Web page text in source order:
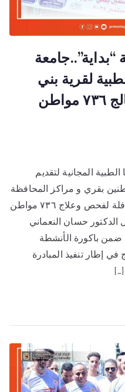
“بداية”..جامعة
لقرية بني
حميل بمركز البلينا وتعالج ٧٣٦ مواطن
المجانية لتقديم
بقري و مراكز المحافظة
الاولي بالرعاية، حيث إنطلقت القافلة لفحص وعلاج ٧٣٦ مواطن
الدكتور حسان النعماني
ضمن باكورة الأنشطة
إطار تنفيذ المبادرة
[…]